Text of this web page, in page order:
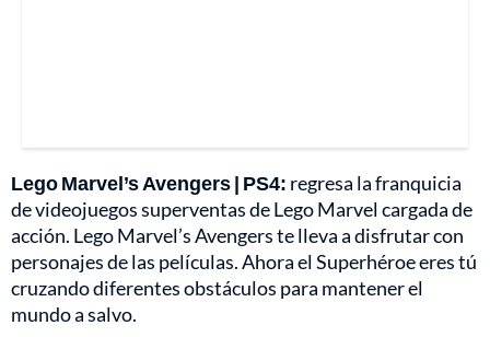
Lego Marvel’s Avengers | PS4: regresa la franquicia
de videojuegos superventas de Lego Marvel cargada de
acción. Lego Marvel’s Avengers te lleva a disfrutar con
personajes de las películas. Ahora el Superhéroe eres tú
cruzando diferentes obstáculos para mantener el
mundo a salvo.